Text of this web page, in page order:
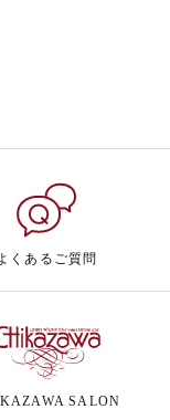
くあるご質問
SALON